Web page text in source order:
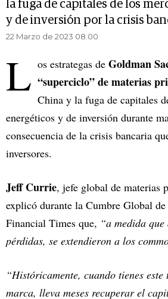
la fuga de capitales de los
y de inversión por la crisis
22 Marzo de 2023 08.00
L os estrategas de Goldman
“superciclo” de materias
China y la fuga de capitales
energéticos y de inversión durante
consecuencia de la crisis bancaria
inversores.
Jeff Currie, jefe global de materias
explicó durante la Cumbre Global
Financial Times que, “a medida
pérdidas, se extendieron a los
“Históricamente, cuando tienes este
marca, lleva meses recuperar el